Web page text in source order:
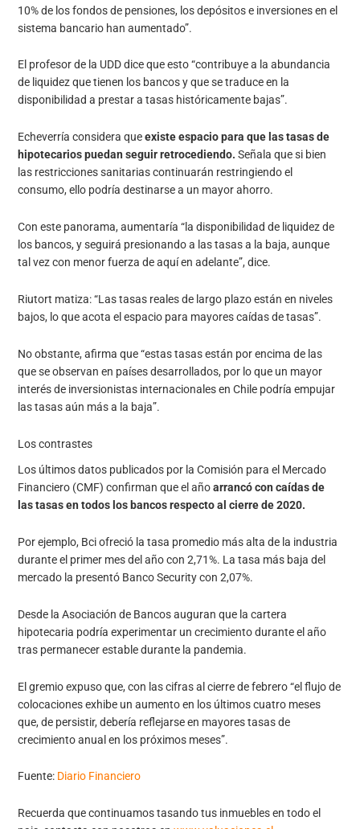
10% de los fondos de pensiones, los depósitos e inversiones en el
sistema bancario han aumentado”.
El profesor de la UDD dice que esto “contribuye a la abundancia
de liquidez que tienen los bancos y que se traduce en la
disponibilidad a prestar a tasas históricamente bajas”.
Echeverría considera queexiste espacio para que las tasas de
hipotecarios puedan seguir retrocediendo. Señala que si bien
las restricciones sanitarias continuarán restringiendo el
consumo, ello podría destinarse a un mayor ahorro.
Con este panorama, aumentaría “la disponibilidad de liquidez de
los bancos, y seguirá presionando a las tasas a la baja, aunque
tal vez con menor fuerza de aquí en adelante”, dice.
Riutort matiza: “Las tasas reales de largo plazo están en niveles
bajos, lo que acota el espacio para mayores caídas de tasas”.
No obstante, afirma que “estas tasas están por encima de las
que se observan en países desarrollados, por lo que un mayor
interés de inversionistas internacionales en Chile podría empujar
las tasas aún más a la baja”.
Los contrastes
Los últimos datos publicados por la Comisión para el Mercado
Financiero (CMF) confirman que el añoarrancó con caídas de
las tasas en todos los bancos respecto al cierre de 2020.
Por ejemplo, Bci ofreció la tasa promedio más alta de la industria
durante el primer mes del año con 2,71%. La tasa más baja del
mercado la presentó Banco Security con 2,07%.
Desde la Asociación de Bancos auguran que la cartera
hipotecaria podría experimentar un crecimiento durante el año
tras permanecer estable durante la pandemia.
El gremio expuso que, con las cifras al cierre de febrero “el flujo de
colocaciones exhibe un aumento en los últimos cuatro meses
que, de persistir, debería reflejarse en mayores tasas de
crecimiento anual en los próximos meses”.
Fuente: Diario Financiero
Recuerda que continuamos tasando tus inmuebles en todo el